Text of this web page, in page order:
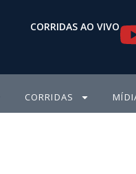
CORRIDAS AO VIVO
CORRIDAS